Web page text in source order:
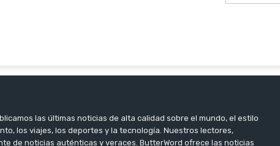
las últimas noticias de alta calidad sobre el mundo, el estilo
los viajes, los deportes y la tecnología. Nuestros lectores,
de noticias auténticas y veraces. ButterWord ofrece las noticias